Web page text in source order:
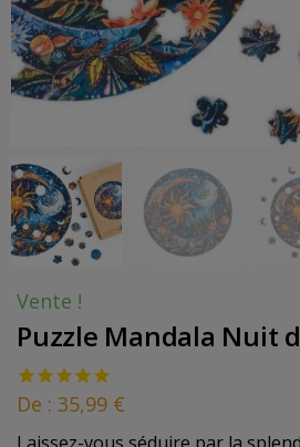
Vente !
Puzzle Mandala Nuit
De : 35,99 €